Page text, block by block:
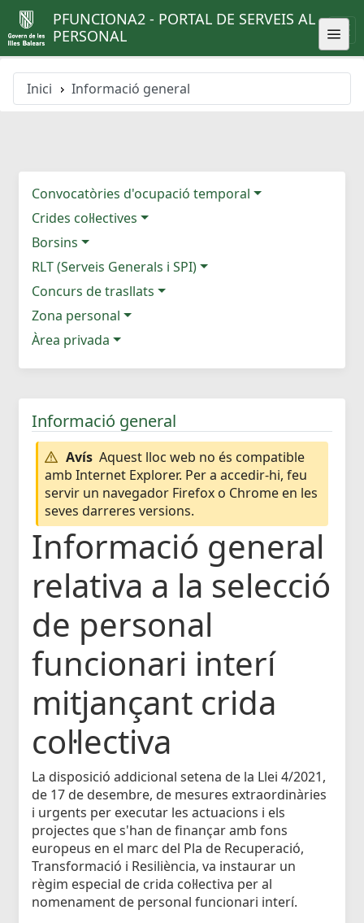
PFUNCIONA2 - PORTAL DE SERVEIS AL
PERSONAL
Inici Informació general
Convocatòries d'ocupació temporal
Crides col·lectives
Borsins
RLT (Serveis Generals i SPI)
Concurs de trasllats
Zona personal
Àrea privada
Informació general
Avís Aquest lloc web no és compatible
amb Internet Explorer. Per a accedir-hi, feu
servir un navegador Firefox o Chrome en les
seves darreres versions.
Informació general
relativa a la selecció
de personal
funcionari interí
mitjançant crida
col·lectiva
La disposició addicional setena de la Llei 4/2021,
de 17 de desembre, de mesures extraordinàries
i urgents per executar les actuacions i els
projectes que s'han de finançar amb fons
europeus en el marc del Pla de Recuperació,
Transformació i Resiliència, va instaurar un
règim especial de crida col·lectiva per al
nomenament de personal funcionari interí.